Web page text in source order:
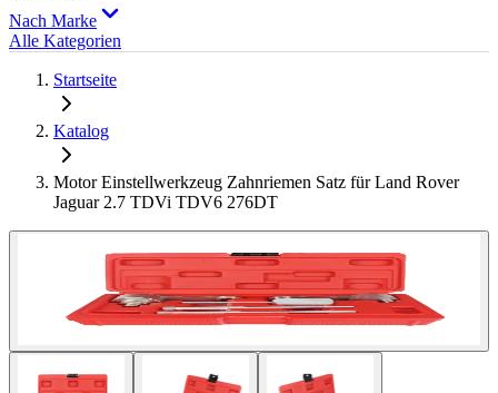
Nach Marke
Alle Kategorien
Startseite
Katalog
Motor Einstellwerkzeug Zahnriemen Satz für Land Rover
Jaguar 2.7 TDVi TDV6 276DT